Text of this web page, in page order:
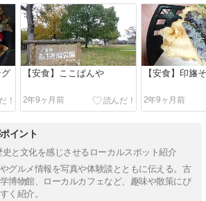
グ
【安食】ここぱんや
2年9ヶ月前
【安食】印旛
2年9ヶ月前
イント
史と文化を感じさせるローカルスポット紹介
グルメ情報を写真や体験談とともに伝える。古
博物館、ローカルカフェなど、趣味や散策にぴ
く紹介。